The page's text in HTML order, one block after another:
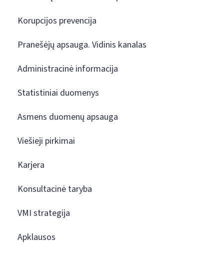
Korupcijos prevencija
Pranešėjų apsauga. Vidinis kanalas
Administracinė informacija
Statistiniai duomenys
Asmens duomenų apsauga
Viešieji pirkimai
Karjera
Konsultacinė taryba
VMI strategija
Apklausos